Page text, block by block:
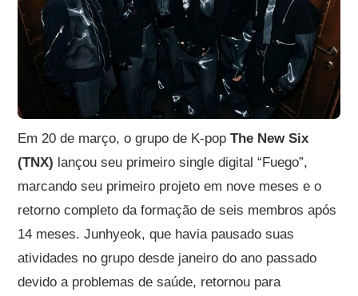
Em 20 de março, o grupo de K-popThe New Six
(TNX) lançou seu primeiro single digital “Fuego”,
marcando seu primeiro projeto em nove meses e o
retorno completo da formação de seis membros após
14 meses. Junhyeok, que havia pausado suas
atividades no grupo desde janeiro do ano passado
devido a problemas de saúde, retornou para